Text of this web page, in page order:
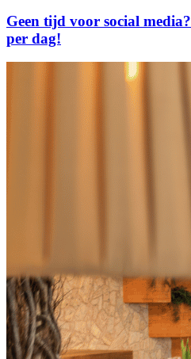
Geen tijd voor social
per dag!